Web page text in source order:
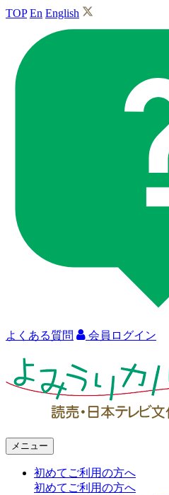
TOP En English
よくある質問 会員ログイン
メニュー
初めてご利用の方へ
初めてご利用の方へ